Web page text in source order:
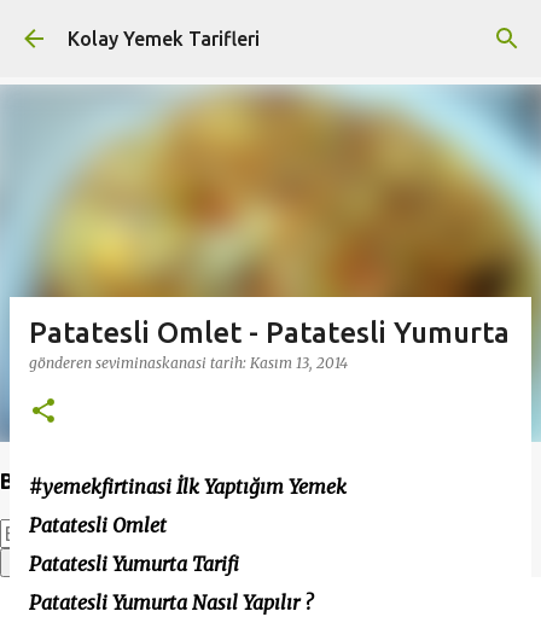
Ana içeriğe atla
Kolay Yemek Tarifleri
Bu Blogda Ara
Patatesli Omlet - Patatesli Yumurta
gönderen seviminaskanasi tarih: Kasım 13, 2014
#yemekfirtinasi İlk Yaptığım Yemek
Patatesli Omlet
Patatesli Yumurta Tarifi
Patatesli Yumurta Nasıl Yapılır ?